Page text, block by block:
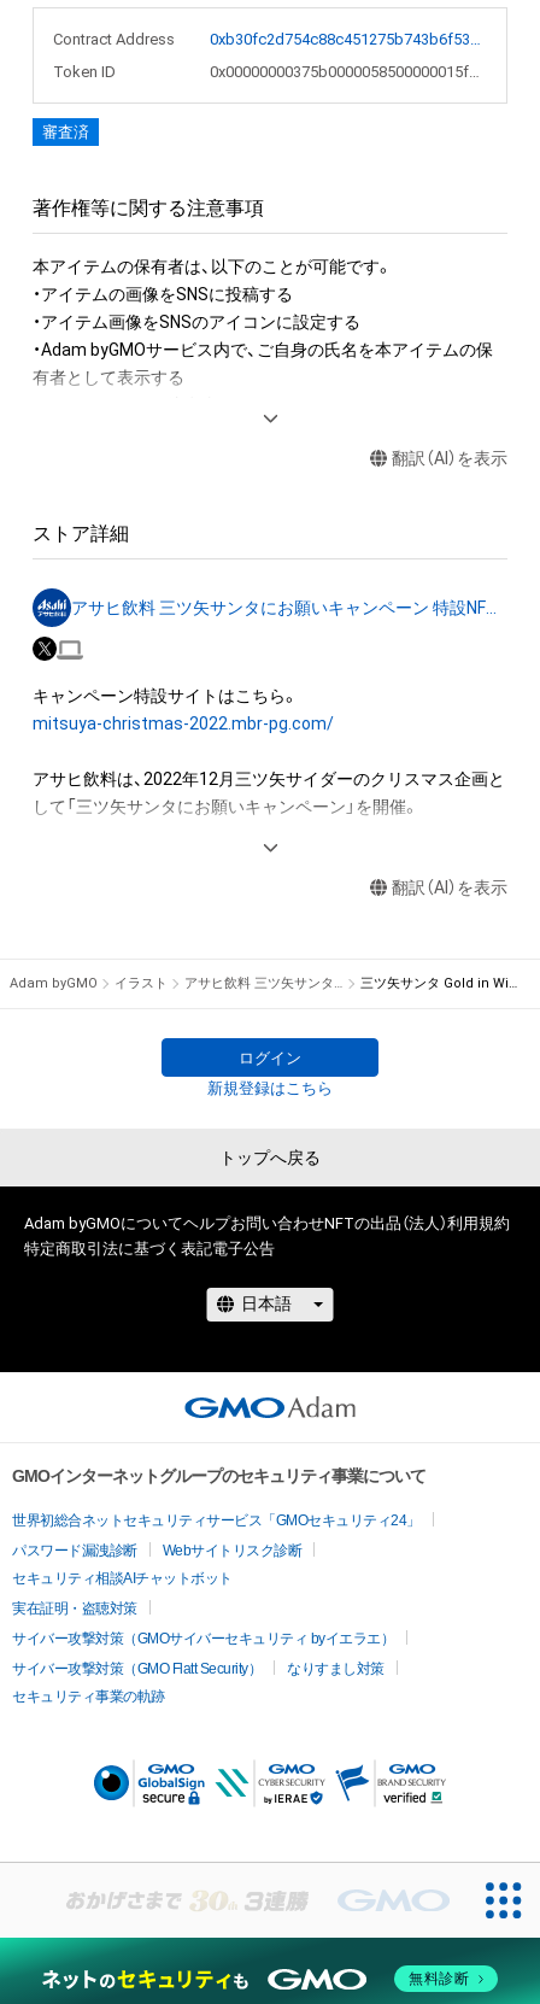
Contract Address
0xb30fc2d754c88c451275b743b6f530f19f643683
Token ID
0x00000000375b0000058500000015f0f5
審査済
著作権等に関する注意事項
本アイテムの保有者は、以下のことが可能です。
・アイテムの画像をSNSに投稿する
・アイテム画像をSNSのアイコンに設定する
・Adam byGMOサービス内で、ご自身の氏名を本アイテムの保
有者として表示する
ロゴ等を含みますがこれらに限られません。) にかかる知的財
を出願する権利を含みます。) を意味します。) は、本アイテム
を受けている者によって保護されています。
そのため、本アイテムを保有していたとしても、本アイテムに関
する創作物にかかる知的財産権を有することを意味しません。
・本アイテムの著作権を有する方、著作隣接権の権利者またはそ
の管理委託を受けている者からの事前の同 意なしに、上記の
「本アイテムの保有者が有する権利」の範囲を超えた行為、知的
財産権を侵害するおそれのある行為(改変、公開、配布、逆コンパ
イル、リバースエンジニアリングを含みますが、これに限定され
ません。) を行うことはできません。
・本アイテムに関する創作物の利用については、公序良俗や法令
に反する利用またはその恐れのある利用など、作成者が不適切
翻訳（AI）を表示
ストア詳細
アサヒ飲料 三ツ矢サンタにお願いキャンペーン 特設NFTストア
mitsuya-christmas-2022.mbr-pg.com/
アサヒ飲料は、2022年12月三ツ矢サイダーのクリスマス企画と
して「三ツ矢サンタにお願いキャンペーン」を開催。
かさ」「すがすがしさ」「透明感」で、みなさまにワクワクを届け
当企画では、そんな思いを込めて、三ツ矢サンタがクリスマスを
翻訳（AI）を表示
Adam byGMO イラスト アサヒ飲料 三ツ矢サンタにお願いキャンペーン 特設NFTストア 三ツ矢サンタ Gold in Winter
ログイン
新規登録はこちら
トップへ戻る
Adam byGMOについてヘルプお問い合わせNFTの出品（法人）利用規約
特定商取引法に基づく表記電子公告
GMOインターネットグループのセキュリティ事業について
世界初総合ネットセキュリティサービス「GMOセキュリティ24」
パスワード漏洩診断
Webサイトリスク診断
セキュリティ相談AIチャットボット
実在証明・盗聴対策
サイバー攻撃対策（GMOサイバーセキュリティ byイエラエ）
サイバー攻撃対策（GMO Flatt Security）
なりすまし対策
セキュリティ事業の軌跡
無料診断